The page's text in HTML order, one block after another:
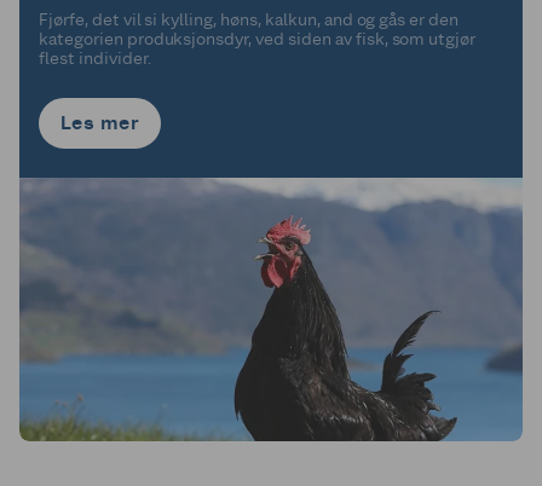
Fjørfe, det vil si kylling, høns, kalkun, and og gås er den
kategorien produksjonsdyr, ved siden av fisk, som utgjør
flest individer.
Les mer